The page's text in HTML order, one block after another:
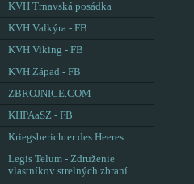
KVH Trnavská posádka
KVH Valkýra - FB
KVH Viking - FB
KVH Západ - FB
ZBROJNICE.COM
KHPAaSZ - FB
Kriegsberichter des Heeres
Legis Telum - Združenie
vlastníkov strelných zbraní